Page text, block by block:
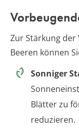
Zur Stärkung
Beeren können
Sonniger
Blätter zu
reduzieren.